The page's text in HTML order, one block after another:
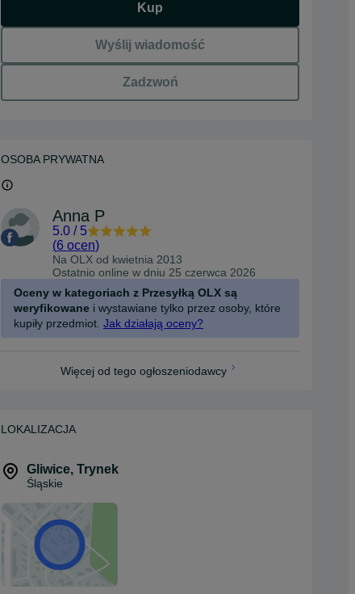
Kup
Wyślij wiadomość
Zadzwoń
OSOBA PRYWATNA
Anna P
5.0 / 5
(6 ocen)
Na OLX od kwietnia 2013
Ostatnio online w dniu 25 czerwca 2026
Oceny w kategoriach z Przesyłką OLX są
weryfikowane i wystawiane tylko przez osoby, które
kupiły przedmiot. Jak działają oceny?
Więcej od tego ogłoszeniodawcy
LOKALIZACJA
Gliwice, Trynek
Śląskie